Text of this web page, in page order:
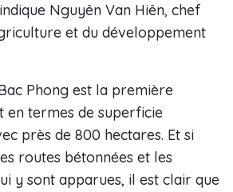
Nguyên Van Hiên, chef
et du développement
Phong est la première
en termes de superficie
près de 800 hectares. Et si
routes bétonnées et les
y sont apparues, il est clair que